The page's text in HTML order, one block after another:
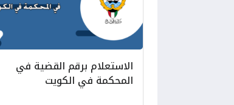
الاستعلام برقم القضية في
المحكمة في الكويت